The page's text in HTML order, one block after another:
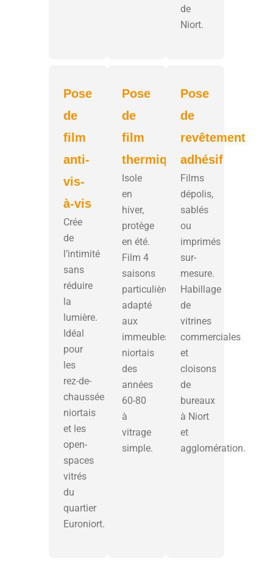
de
Niort.
Pose
de
film
anti-
vis-
à-vis
Crée
de
l’intimité
sans
réduire
la
lumière.
Idéal
pour
les
rez-de-
chaussée
niortais
et les
open-
spaces
vitrés
du
quartier
Euroniort.
Pose
de
film
thermique
Isole
en
hiver,
protège
en été.
Film 4
saisons
particulièrement
adapté
aux
immeubles
niortais
des
années
60-80
à
vitrage
simple.
Pose
de
revêtement
adhésif
Films
dépolis,
sablés
ou
imprimés
sur-
mesure.
Habillage
de
vitrines
commerciales
et
cloisons
de
bureaux
à Niort
et
agglomération.